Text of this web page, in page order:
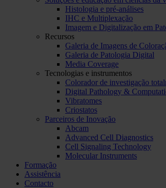
Histologia e pré-análises
IHC e Multiplexação
Imagem e Digitalização em
Recursos
Galeria de Imagens de
Galeria de Patologia Digital
Media Coverage
Tecnologias e instrumentos
Colorador de investigação
Digital Pathology &
Vibratomes
Criostatos
Parceiros de Inovação
Abcam
Advanced Cell Diagnostics
Cell Signaling Technology
Molecular Instruments
Formação
Assistência
Contacto